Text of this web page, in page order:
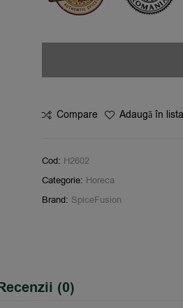
Compare Adaugă în
Cod: H2602
Categorie: Horeca
Brand: SpiceFusion
(0)